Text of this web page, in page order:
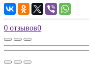
0 отзывов0